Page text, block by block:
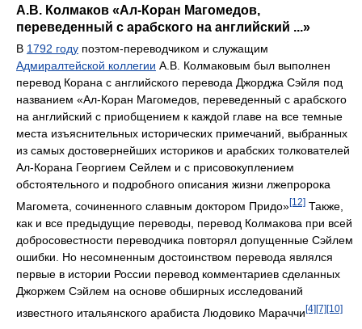
А.В. Колмаков «Ал-Коран Магомедов,
переведенный с арабского на английский ...»
В 1792 году поэтом-переводчиком и служащим
Адмиралтейской коллегии А.В. Колмаковым был выполнен
перевод Корана с английского перевода Джорджа Сэйля под
названием «Ал-Коран Магомедов, переведенный с арабского
на английский с приобщением к каждой главе на все темные
места изъяснительных исторических примечаний, выбранных
из самых достовернейших историков и арабских толкователей
Ал-Корана Георгием Сейлем и с присовокуплением
обстоятельного и подробного описания жизни лжепророка
Магомета, сочиненного славным доктором Придо»[12] Также,
как и все предыдущие переводы, перевод Колмакова при всей
добросовестности переводчика повторял допущенные Сэйлем
ошибки. Но несомненным достоинством перевода являлся
первые в истории России перевод комментариев сделанных
Джоржем Сэйлем на основе обширных исследований
известного итальянского арабиста Людовико Мараччи[4][7][10]